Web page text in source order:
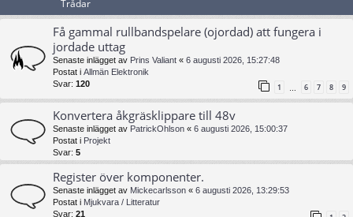
Trådar
Få gammal rullbandspelare (ojordad) att fungera i
jordade uttag
Senaste inlägget av Prins Valiant « 6 augusti 2026, 15:27:48
Postat i Allmän Elektronik
Svar: 120 1 … 6 7 8 9
Konvertera åkgräsklippare till 48v
Senaste inlägget av PatrickOhlson « 6 augusti 2026, 15:00:37
Postat i Projekt
Svar: 5
Register över komponenter.
Senaste inlägget av Mickecarlsson « 6 augusti 2026, 13:29:53
Postat i Mjukvara / Litteratur
Svar: 21